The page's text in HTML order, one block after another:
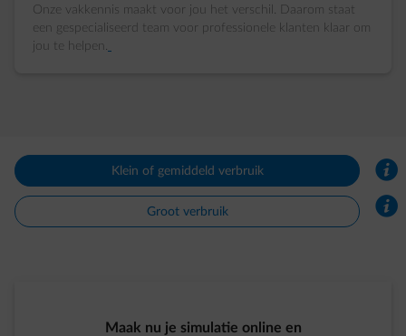
Onze vakkennis maakt voor jou het verschil. Daarom staat
een gespecialiseerd team voor professionele klanten klaar om
jou te helpen.
Klein of gemiddeld verbruik
Groot verbruik
info
info
Maak nu je simulatie online en